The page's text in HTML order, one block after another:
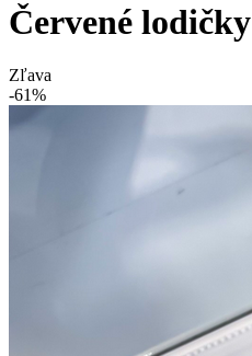
Červené lodičky
Zľava
-61%